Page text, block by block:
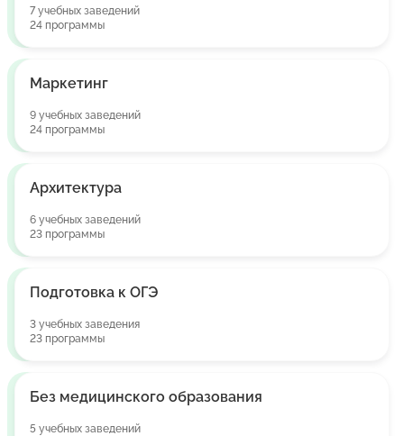
7 учебных заведений
24 программы
Маркетинг
9 учебных заведений
24 программы
Архитектура
6 учебных заведений
23 программы
Подготовка к ОГЭ
3 учебных заведения
23 программы
Без медицинского образования
5 учебных заведений